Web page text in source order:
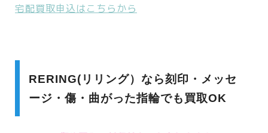
宅配買取申込はこちらから
RERING(リリング）なら刻印・メッセ
ージ・傷・曲がった指輪でも買取OK